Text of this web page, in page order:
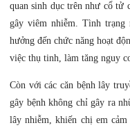
quan sinh dục trên như cổ
gây viêm nhiễm. Tình
hưởng đến chức năng hoạt
việc thụ tinh, làm tăng nguy
Còn với các căn bệnh lây
gây bệnh không chỉ gây ra
lây nhiễm, khiến chị em